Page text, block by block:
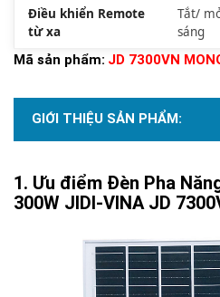
Điều khiển Remote
từ xa
Tắt/
sáng
Mã sản phẩm: JD 7300VN
GIỚI THIỆU SẢN PHẨM:
Ưu điểm Đèn Pha
300W JIDI-VINA JD